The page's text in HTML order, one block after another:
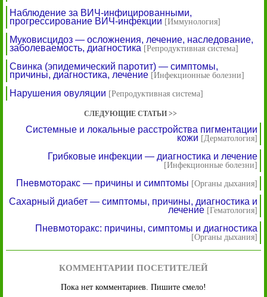
Наблюдение за ВИЧ-инфицированными,
прогрессирование ВИЧ-инфекции [Иммунология]
Муковисцидоз — осложнения, лечение, наследование,
заболеваемость, диагностика [Репродуктивная система]
Свинка (эпидемический паротит) — симптомы,
причины, диагностика, лечение [Инфекционные болезни]
Нарушения овуляции [Репродуктивная система]
СЛЕДУЮЩИЕ СТАТЬИ >>
Системные и локальные расстройства пигментации
кожи [Дерматология]
Грибковые инфекции — диагностика и лечение
[Инфекционные болезни]
Пневмоторакс — причины и симптомы [Органы дыхания]
Сахарный диабет — симптомы, причины, диагностика и
лечение [Гематология]
Пневмоторакс: причины, симптомы и диагностика
[Органы дыхания]
КОММЕНТАРИИ ПОСЕТИТЕЛЕЙ
Пока нет комментариев. Пишите смело!